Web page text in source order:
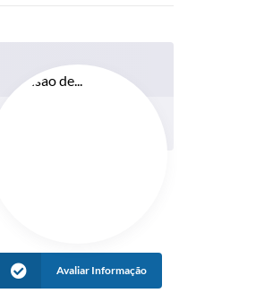
Avaliar Informação